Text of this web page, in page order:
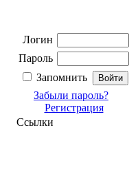
Логин
Пароль
Запомнить
Забыли пароль?
Регистрация
Ссылки